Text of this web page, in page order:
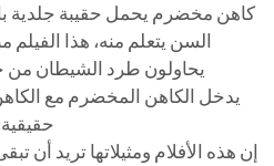
كاهن مخضرم يحمل حقيبة جلدية
السن يتعلم منه، هذا
يحاولون طرد الشيطان
يدخل الكاهن المخضرم مع
إن هذه الأفلام ومثيلاتها تريد أن